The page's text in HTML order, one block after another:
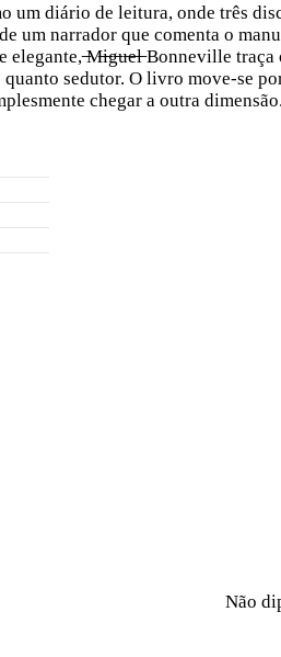
um diário de leitura, onde três
um narrador que comenta o
elegante, ̶M̶i̶g̶u̶e̶l̶ Bonneville traça
sedutor. O livro move-se
chegar a outra
Não